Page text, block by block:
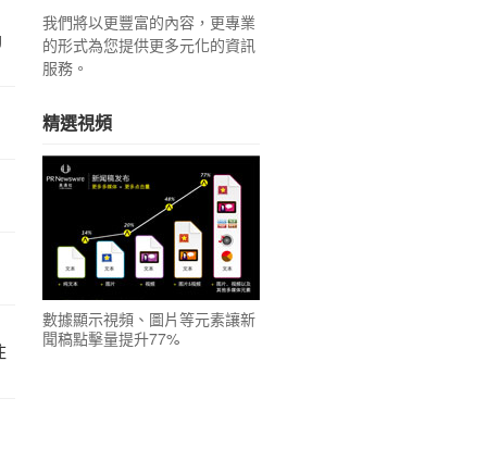
我們將以更豐富的內容，更專業
的形式為您提供更多元化的資訊
服務。
精選視頻
數據顯示視頻、圖片等元素讓新
聞稿點擊量提升77%